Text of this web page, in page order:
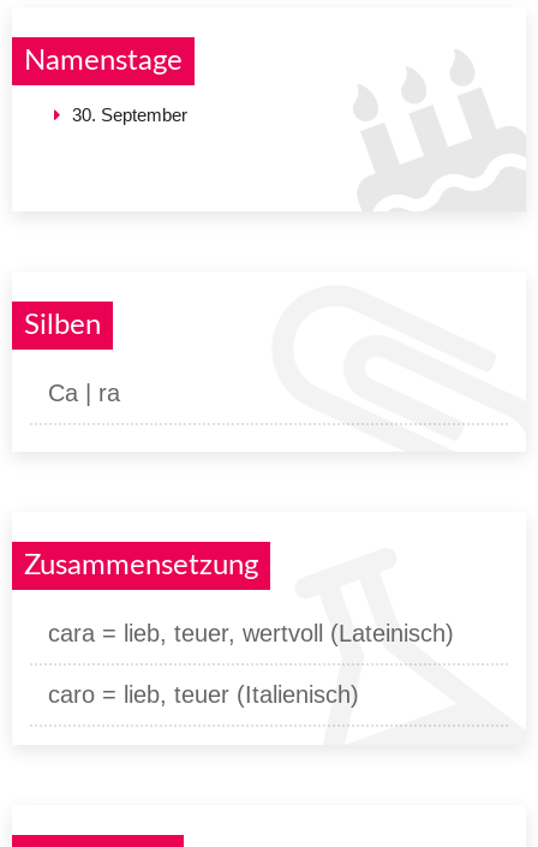
Namenstage
30. September
Silben
Ca | ra
Zusammensetzung
cara = lieb, teuer, wertvoll (Lateinisch)
caro = lieb, teuer (Italienisch)